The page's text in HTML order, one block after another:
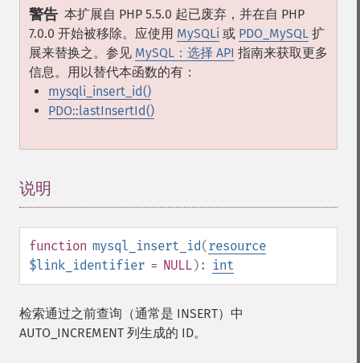
警告 本扩展自 PHP 5.5.0 起已废弃，并在自 PHP
7.0.0 开始被移除。应使用 MySQLi 或 PDO_MySQL 扩
展来替换之。参见 MySQL：选择 API 指南来获取更多
信息。用以替代本函数的有：
mysqli_insert_id()
PDO::lastInsertId()
说明
function mysql_insert_id(resource
$link_identifier = NULL): int
检索通过之前查询（通常是 INSERT）中
AUTO_INCREMENT 列生成的 ID。